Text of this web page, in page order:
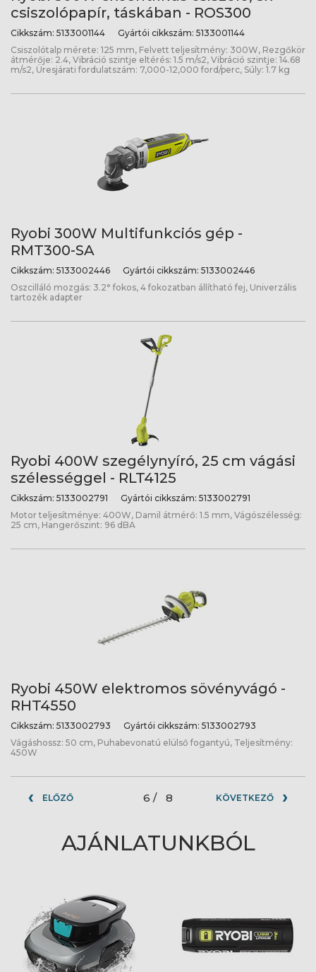
csiszolópapír, táskában - ROS300
Cikkszám: 5133001144 Gyártói cikkszám: 5133001144
Csiszolótalp mérete: 125 mm, Felvett teljesítmény: 300W, Rezgőkör
átmérője: 2.4, Vibráció szintje eltérés: 1.5 m/s2, Vibráció szintje: 14.68
m/s2, Üresjárati fordulatszám: 7,000-12,000 ford/perc, Súly: 1.7 kg
Ryobi 300W Multifunkciós gép -
RMT300-SA
Cikkszám: 5133002446 Gyártói cikkszám: 5133002446
Oszcilláló mozgás: 3.2° fokos, 4 fokozatban állítható fej, Univerzális
tartozék adapter
Ryobi 400W szegélynyíró, 25 cm vágási
szélességgel - RLT4125
Cikkszám: 5133002791 Gyártói cikkszám: 5133002791
Motor teljesítménye: 400W, Damil átmérő: 1.5 mm, Vágószélesség:
25 cm, Hangerőszint: 96 dBA
Ryobi 450W elektromos sövényvágó -
RHT4550
Cikkszám: 5133002793 Gyártói cikkszám: 5133002793
Vágáshossz: 50 cm, Puhabevonatú elülső fogantyú, Teljesítmény:
450W
ELŐZŐ 6 / 8 KÖVETKEZŐ
AJÁNLATUNKBÓL